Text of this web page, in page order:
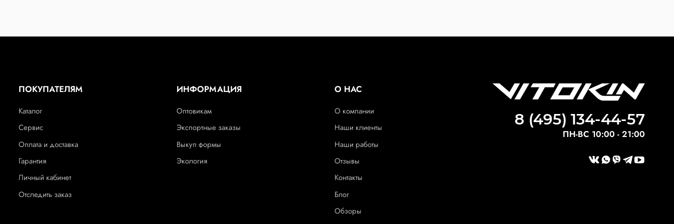
ПОКУПАТЕЛЯМ
Каталог
Сервис
Оплата и доставка
Гарантия
Личный кабинет
Отследить заказ
ИНФОРМАЦИЯ
Оптовикам
Экспортные заказы
Выкуп формы
Экология
О НАС
О компании
Наши клиенты
Наши работы
Отзывы
Контакты
Блог
Обзоры
8 (495) 134-44-57
ПН-ВС 10:00 - 21:00